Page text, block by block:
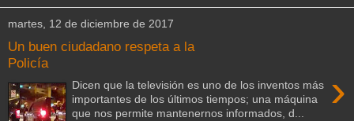
martes, 12 de diciembre de 2017
Un buen ciudadano respeta a la
Policía
›
Dicen que la televisión es uno de los inventos más
importantes de los últimos tiempos; una máquina
que nos permite mantenernos informados, d...